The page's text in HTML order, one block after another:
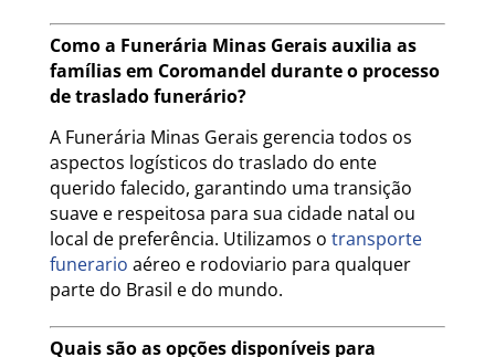
Como a Funerária Minas Gerais auxilia as
famílias em Coromandel durante o processo
de traslado funerário?
A Funerária Minas Gerais gerencia todos os
aspectos logísticos do traslado do ente
querido falecido, garantindo uma transição
suave e respeitosa para sua cidade natal ou
local de preferência. Utilizamos o transporte
funerario aéreo e rodoviario para qualquer
parte do Brasil e do mundo.
Quais são as opções disponíveis para